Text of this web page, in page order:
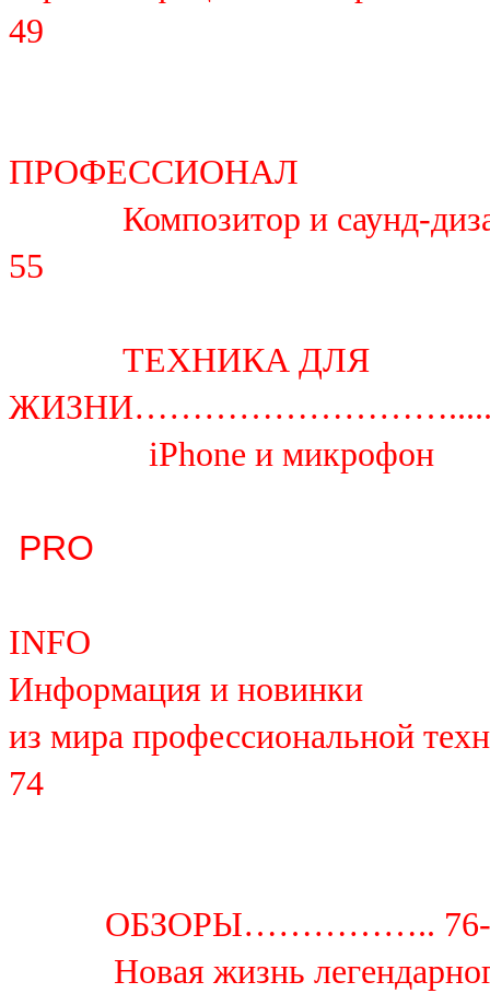
49
ПРОФЕССИОНАЛ
Композитор и саунд-
55
ТЕХНИКА ДЛЯ
iPhone и микрофон
PRO
INFO
Информация и новинки
из мира профессиональной
74
ОБЗОРЫ…………….. 76-
Новая жизнь